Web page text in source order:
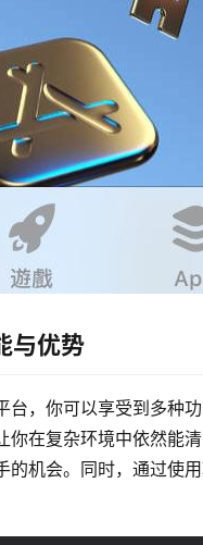
与优势
台，你可以享受到多种
你在复杂环境中依然能
的机会。同时，通过使